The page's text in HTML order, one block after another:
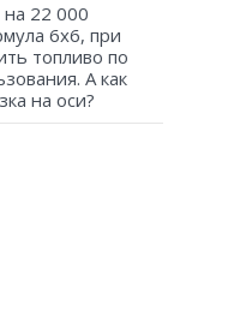
на 22 000
6х6, при
топливо по
А как
на оси?